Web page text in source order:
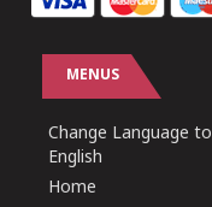
MENUS
Change Language to
English
Home